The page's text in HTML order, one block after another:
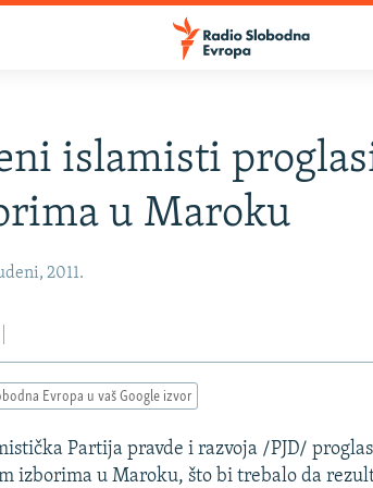
islamisti
u Maroku
2011.
Evropa u vaš Google izvor
Partija pravde i razvoja /PJD/
izborima u Maroku, što bi trebalo da